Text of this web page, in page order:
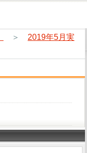
＞ 2019年5月実